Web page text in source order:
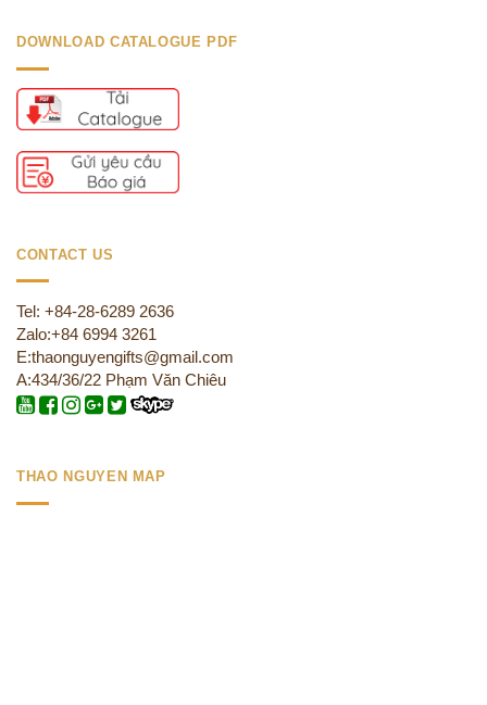
DOWNLOAD CATALOGUE PDF
CONTACT US
Tel: +84-28-6289 2636
Zalo:+84 6994 3261
E:thaonguyengifts@gmail.com
A:434/36/22 Phạm Văn Chiêu
THAO NGUYEN MAP